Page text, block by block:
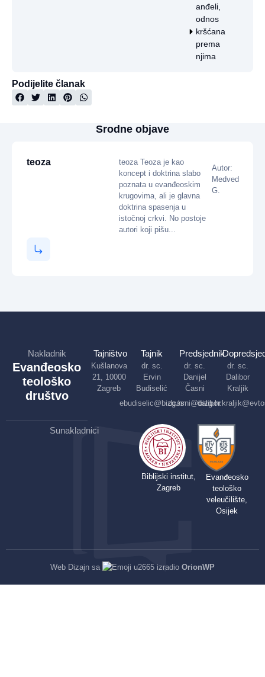
anđeli,
odnos
kršćana
prema
njima
Podijelite članak
Srodne objave
teoza
teoza Teoza je kao
koncept i doktrina slabo
poznata u evanđeoskim
krugovima, ali je glavna
doktrina spasenja u
istočnoj crkvi. No postoje
autori koji pišu...
Autor:
Medved
G.
Nakladnik
Evanđeosko
teološko
društvo
Tajništvo
Kušlanova
21, 10000
Zagreb
Tajnik
dr. sc.
Ervin
Budiselić
ebudiselic@bizg.hr
Predsjednik
dr. sc.
Danijel
Časni
dcasni@bizg.hr
dr. sc.
Dalibor
Kraljik
Sunakladnici
Biblijski institut,
Zagreb
Evanđeosko
teološko
veleučilište,
Osijek
Web Dizajn sa izradio OrionWP